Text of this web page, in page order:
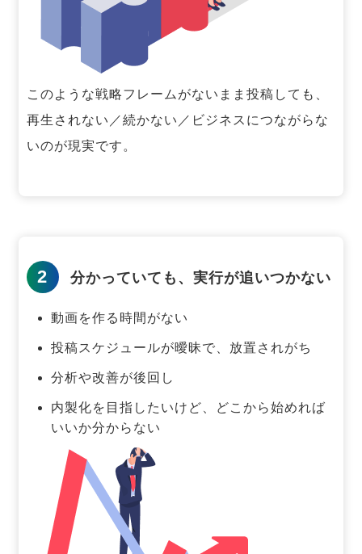
このような戦略フレームがないまま投稿しても、
再生されない／続かない／ビジネスにつながらな
いのが現実です。
2 分かっていても、実行が追いつかない
動画を作る時間がない
投稿スケジュールが曖昧で、放置されがち
分析や改善が後回し
内製化を目指したいけど、どこから始めれば
いいか分からない